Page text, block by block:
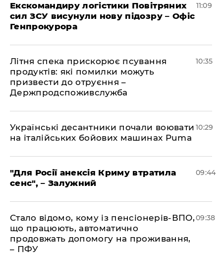
Екскомандиру логістики Повітряних
сил ЗСУ висунули нову підозру – Офіс
Генпрокурора
11:09
Літня спека прискорює псування
продуктів: які помилки можуть
призвести до отруєння –
Держпродспоживслужба
10:35
Українські десантники почали воювати
на італійських бойових машинах Puma
10:29
"Для Росії анексія Криму втратила
сенс", – Залужний
09:44
Стало відомо, кому із пенсіонерів-ВПО,
що працюють, автоматично
продовжать допомогу на проживання,
– ПФУ
09:38